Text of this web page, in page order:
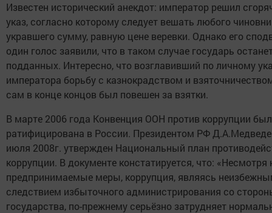
Известен исторический анекдот: император решил
указ, согласно которому следует вешать любого
укравшего сумму, равную цене веревки. Однако его
один голос заявили, что в таком случае государь
подданных. Интересно, что возглавивший по личному
императора борьбу с казнокрадством и
сам в конце концов был повешен за взятки.
В марте 2006 года Конвенция ООН против коррупции
ратифицирована в России. Президентом РФ
июля 2008г. утвержден Национальный план
коррупции. В документе констатируется, что: «Несмотря
предпринимаемые меры, коррупция, являясь
следствием избыточного администрирования со
государства, по-прежнему серьёзно затрудняет